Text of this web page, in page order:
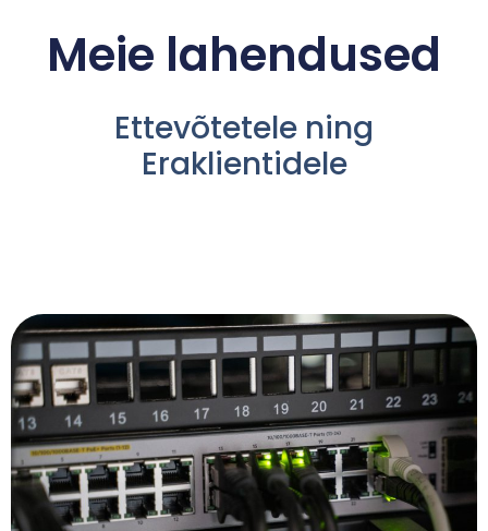
Meie lahendused
Ettevõtetele ning
Eraklientidele